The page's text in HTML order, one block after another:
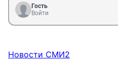
Гость
Войти
Новости СМИ2